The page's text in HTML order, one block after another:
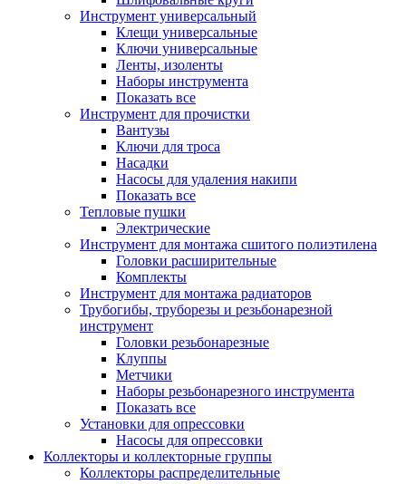
Инструмент универсальный
Клещи универсальные
Ключи универсальные
Ленты, изоленты
Наборы инструмента
Показать все
Инструмент для прочистки
Вантузы
Ключи для троса
Насадки
Насосы для удаления накипи
Показать все
Тепловые пушки
Электрические
Инструмент для монтажа сшитого полиэтилена
Головки расширительные
Комплекты
Инструмент для монтажа радиаторов
Трубогибы, труборезы и резьбонарезной
инструмент
Головки резьбонарезные
Клуппы
Метчики
Наборы резьбонарезного инструмента
Показать все
Установки для опрессовки
Насосы для опрессовки
Коллекторы и коллекторные группы
Коллекторы распределительные